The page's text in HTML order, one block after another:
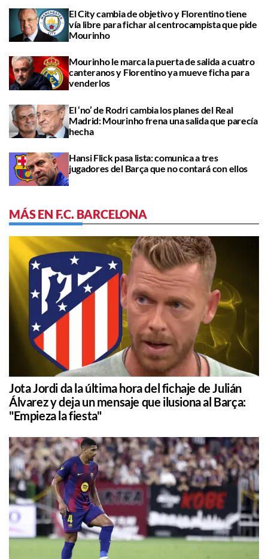
El City cambia de objetivo y Florentino tiene
vía libre para fichar al centrocampista que pide
Mourinho
Mourinho le marca la puerta de salida a cuatro
canteranos y Florentino ya mueve ficha para
venderlos
El ‘no’ de Rodri cambia los planes del Real
Madrid: Mourinho frena una salida que parecía
hecha
Hansi Flick pasa lista: comunica a tres
jugadores del Barça que no contará con ellos
MÁS EN F.C. BARCELONA
Jota Jordi da la última hora del fichaje de Julián
Álvarez y deja un mensaje que ilusiona al Barça:
"Empieza la fiesta"